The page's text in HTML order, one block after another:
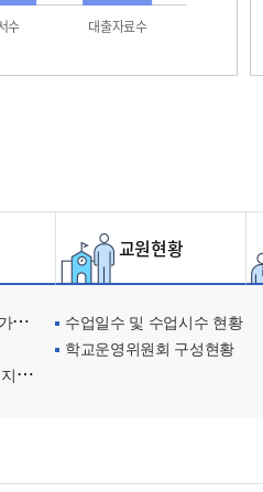
수 대출자료수
교원현황
수업일수 및 수업시수 현황
학교운영위원회 구성현황